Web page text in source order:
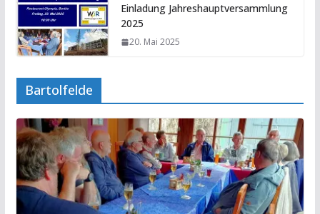
Einladung Jahreshauptversammlung
2025
20. Mai 2025
Bartolfelde